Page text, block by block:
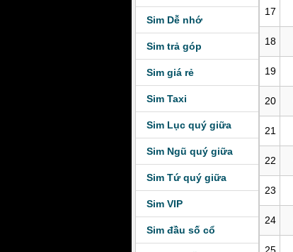
Sim Dễ nhớ
Sim trả góp
Sim giá rẻ
Sim Taxi
Sim Lục quý giữa
Sim Ngũ quý giữa
Sim Tứ quý giữa
Sim VIP
Sim đầu số cổ
17
18
19
20
21
22
23
24
25